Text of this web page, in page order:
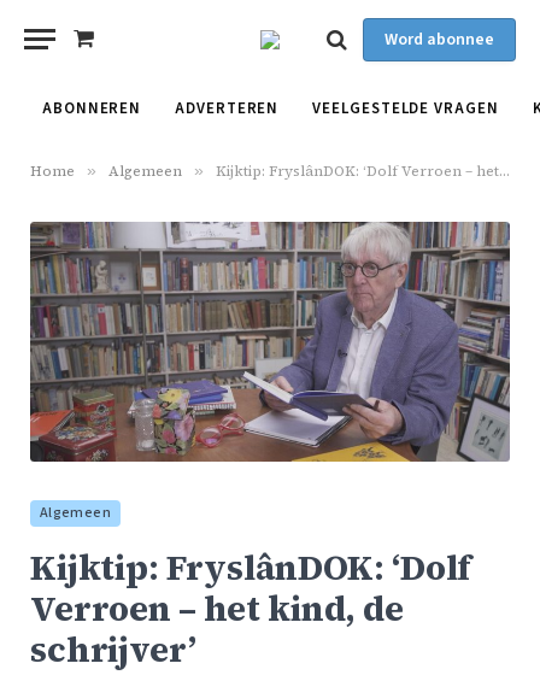
Shopping
Word abonnee
ABONNEREN ADVERTEREN VEELGESTELDE VRAGEN
Home » Algemeen » Kijktip: FryslânDOK: ‘Dolf Verroen – het kind, de schrijver’
Algemeen
Kijktip: FryslânDOK: ‘Dolf
Verroen – het kind, de
schrijver’